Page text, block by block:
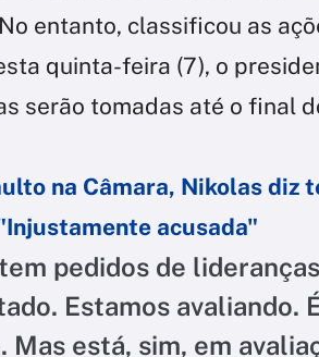
entanto, classificou as
quinta-feira (7), o
serão tomadas até o final
na Câmara, Nikolas diz
acusada"
pedidos de
Estamos avaliando.
Mas está, sim, em